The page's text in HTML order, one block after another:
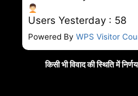
Users Yesterday : 58
Powered By WPS Visitor
किसी भी विवाद की स्थिति में